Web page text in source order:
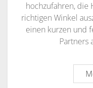
hochzufahren, die
richtigen Winkel
einen kurzen und
Partners